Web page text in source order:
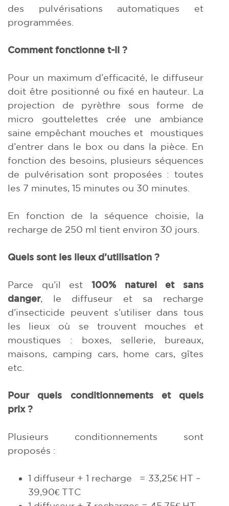
des pulvérisations automatiques et
programmées.
Comment fonctionne t-il ?
Pour un maximum d’efficacité, le diffuseur
doit être positionné ou fixé en hauteur. La
projection de pyrèthre sous forme de
micro gouttelettes crée une ambiance
saine empêchant mouches et moustiques
d’entrer dans le box ou dans la pièce. En
fonction des besoins, plusieurs séquences
de pulvérisation sont proposées : toutes
les 7 minutes, 15 minutes ou 30 minutes.
En fonction de la séquence choisie, la
recharge de 250 ml tient environ 30 jours.
Quels sont les lieux d’utilisation ?
Parce qu’il est 100% naturel et sans
danger, le diffuseur et sa recharge
d’insecticide peuvent s’utiliser dans tous
les lieux où se trouvent mouches et
moustiques : boxes, sellerie, bureaux,
maisons, camping cars, home cars, gîtes
etc.
Pour quels conditionnements et quels
prix ?
Plusieurs conditionnements sont
proposés :
1 diffuseur + 1 recharge = 33,25€ HT –
39,90€ TTC